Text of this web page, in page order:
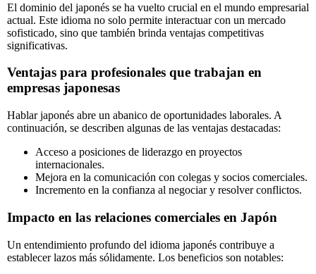
El dominio del japonés se ha vuelto crucial en el mundo empresarial
actual. Este idioma no solo permite interactuar con un mercado
sofisticado, sino que también brinda ventajas competitivas
significativas.
Ventajas para profesionales que trabajan en
empresas japonesas
Hablar japonés abre un abanico de oportunidades laborales. A
continuación, se describen algunas de las ventajas destacadas:
Acceso a posiciones de liderazgo en proyectos
internacionales.
Mejora en la comunicación con colegas y socios comerciales.
Incremento en la confianza al negociar y resolver conflictos.
Impacto en las relaciones comerciales en Japón
Un entendimiento profundo del idioma japonés contribuye a
establecer lazos más sólidamente. Los beneficios son notables: